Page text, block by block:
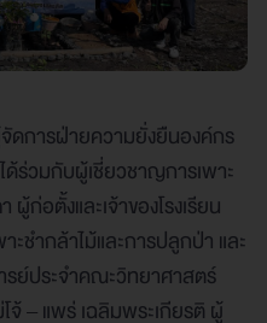
การฝ่ายความยั่งยืนองค์กร
ร่วมกับผู้เชี่ยวชาญการเพาะ
อตั้งและเจ้าของโรงเรียน
ชำกล้าไม้และการปลูกป่า และ
ย์ประจำคณะวิทยาศาสตร์
จ้ – แพร่ เฉลิมพระเกียรติ ผู้